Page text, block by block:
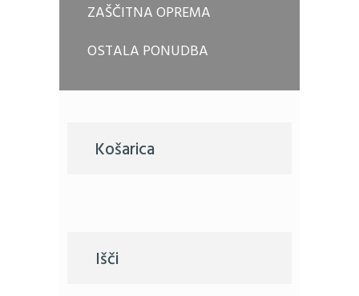
ZAŠČITNA OPREMA
OSTALA PONUDBA
Košarica
Išči